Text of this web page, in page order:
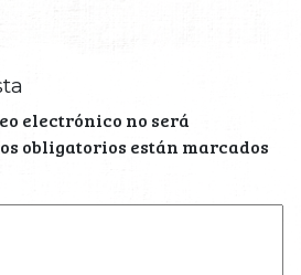
electrónico no será
obligatorios están marcados